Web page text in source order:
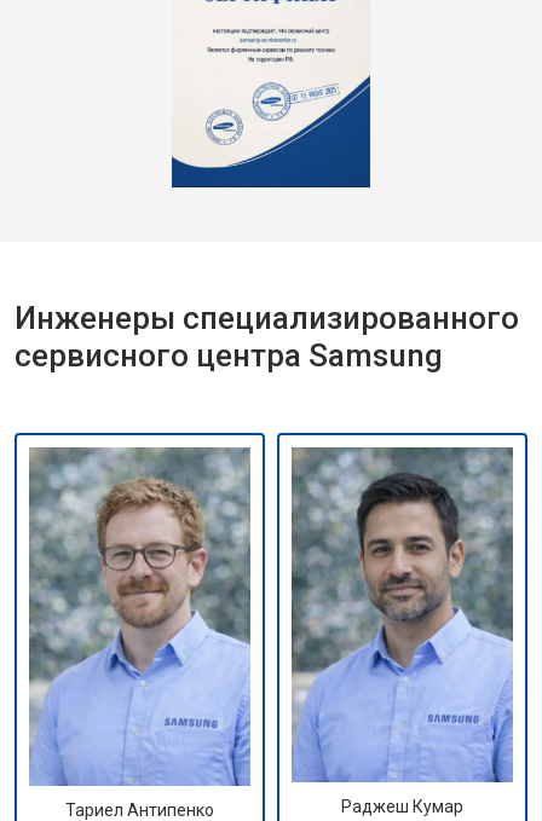
Инженеры специализированного
сервисного центра Samsung
Тариел Антипенко Раджеш Кумар